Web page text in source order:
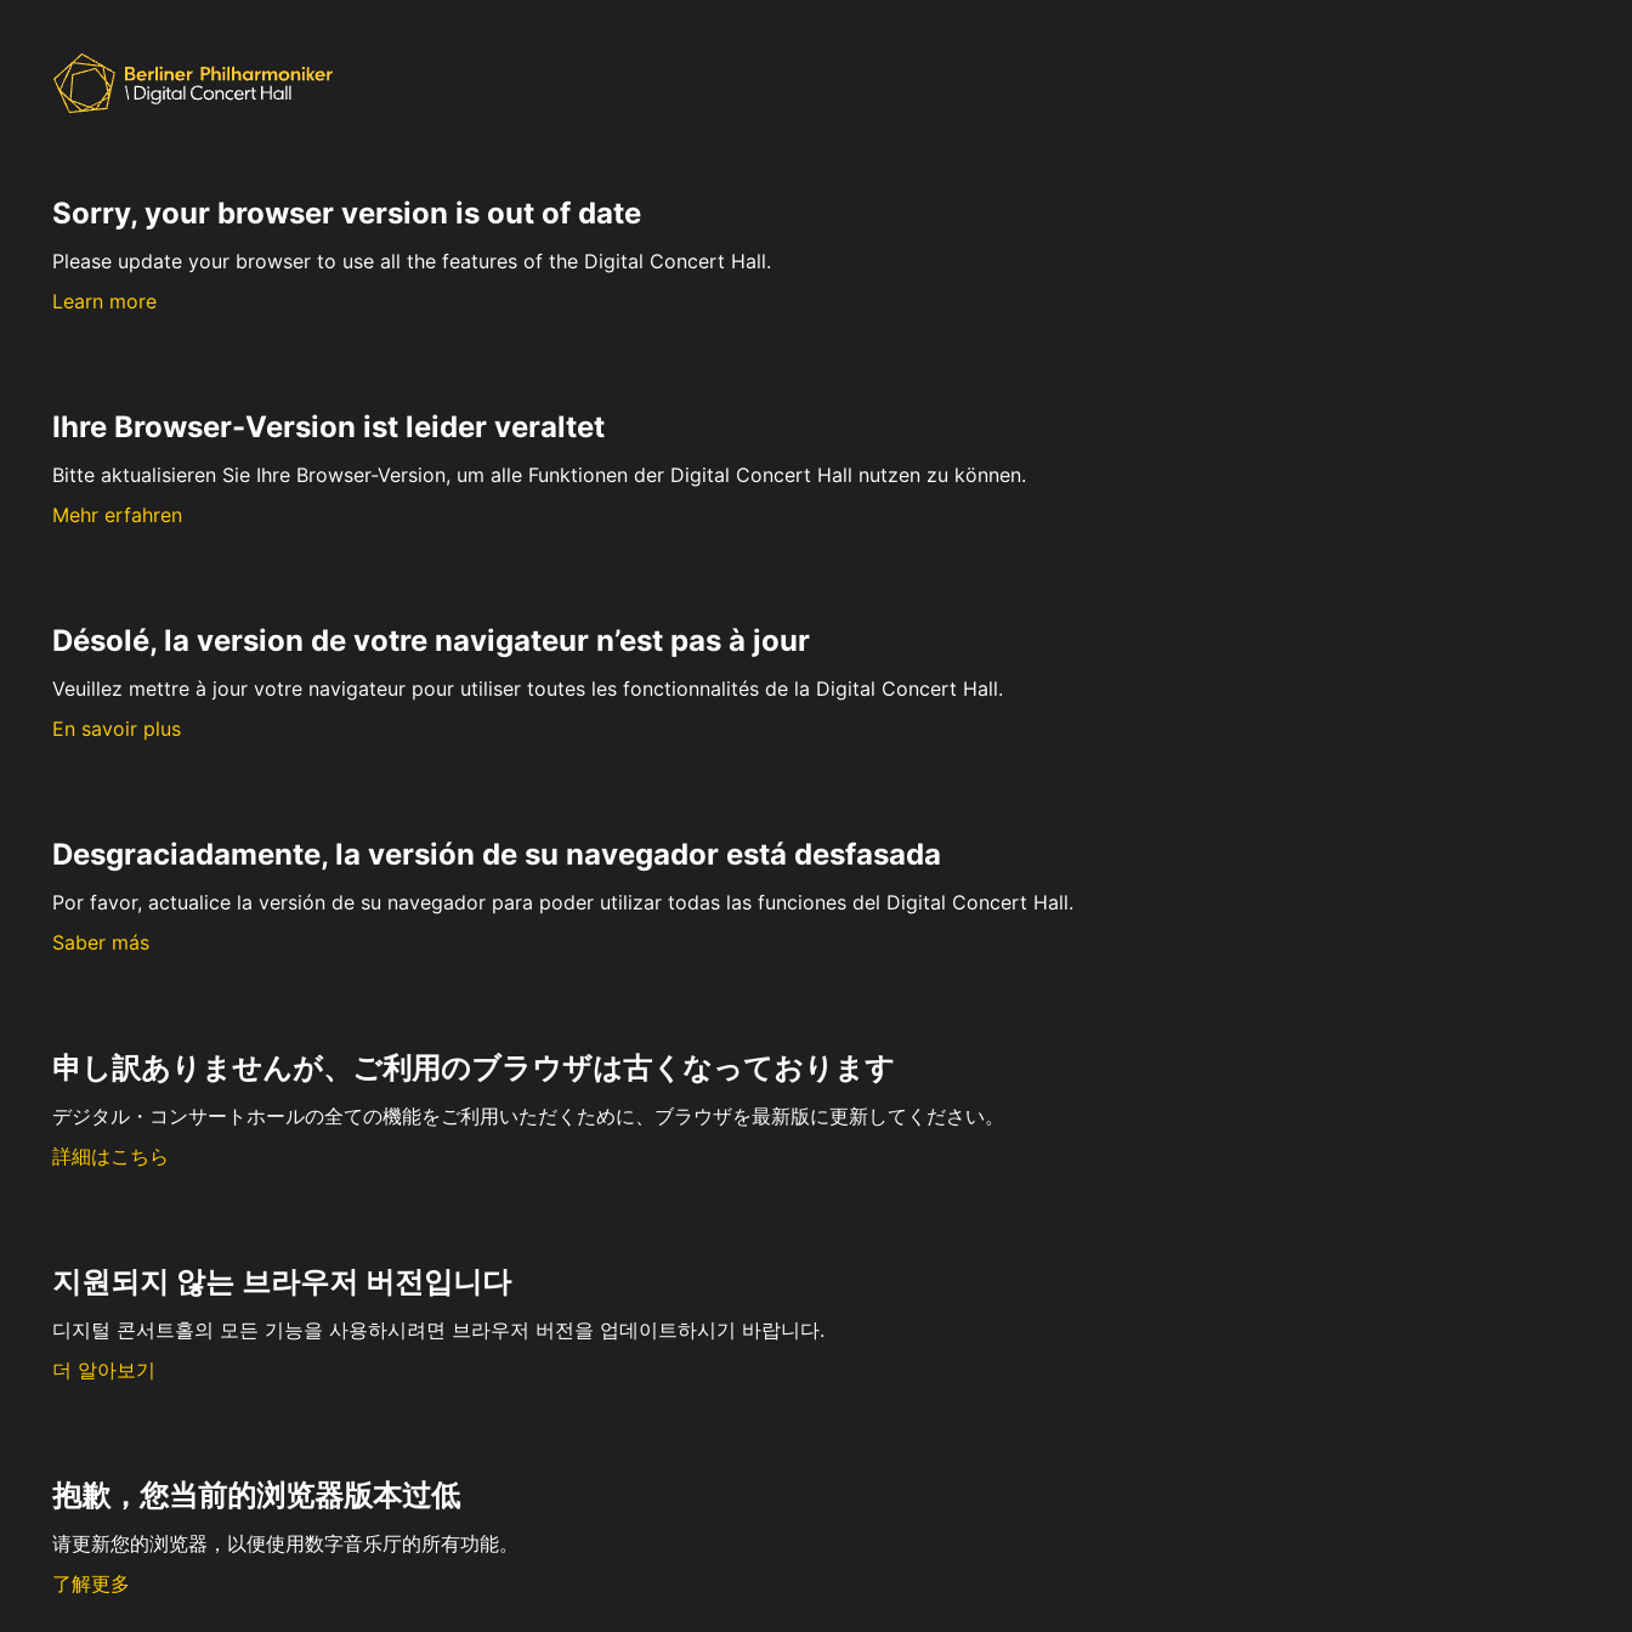
Sorry, your browser version is out of date
Please update your browser to use all the features of the Digital Concert Hall.
Learn more
Ihre Browser-Version ist leider veraltet
Bitte aktualisieren Sie Ihre Browser-Version, um alle Funktionen der Digital Concert Hall nutzen zu können.
Mehr erfahren
Désolé, la version de votre navigateur n’est pas à jour
Veuillez mettre à jour votre navigateur pour utiliser toutes les fonctionnalités de la Digital Concert Hall.
En savoir plus
Desgraciadamente, la versión de su navegador está desfasada
Por favor, actualice la versión de su navegador para poder utilizar todas las funciones del Digital Concert Hall.
Saber más
申し訳ありませんが、ご利用のブラウザは古くなっております
デジタル・コンサートホールの全ての機能をご利用いただくために、ブラウザを最新版に更新してください。
詳細はこちら
지원되지 않는 브라우저 버전입니다
디지털 콘서트홀의 모든 기능을 사용하시려면 브라우저 버전을 업데이트하시기 바랍니다.
더 알아보기
抱歉，您当前的浏览器版本过低
请更新您的浏览器，以便使用数字音乐厅的所有功能。
了解更多